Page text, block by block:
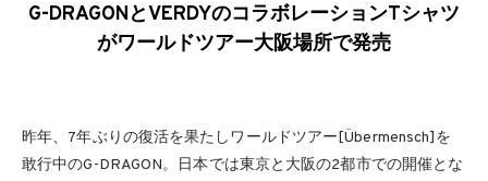
G-DRAGONとVERDYのコラボレーションTシャツ
がワールドツアー大阪場所で発売
昨年、7年ぶりの復活を果たしワールドツアー[Übermensch]を
敢行中のG-DRAGON。日本では東京と大阪の2都市での開催とな